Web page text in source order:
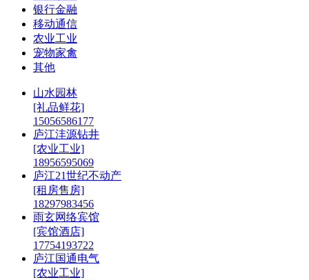
银行金融
移动通信
农业工业
宠物家禽
其他
山水园林
[礼品鲜花]
15056586177
庐江沣源钻井
[农业工业]
18956595069
庐江21世纪不动产
[租房售房]
18297983456
雨玄网络宾馆
[宾馆酒店]
17754193722
庐江国通电气
[农业工业]